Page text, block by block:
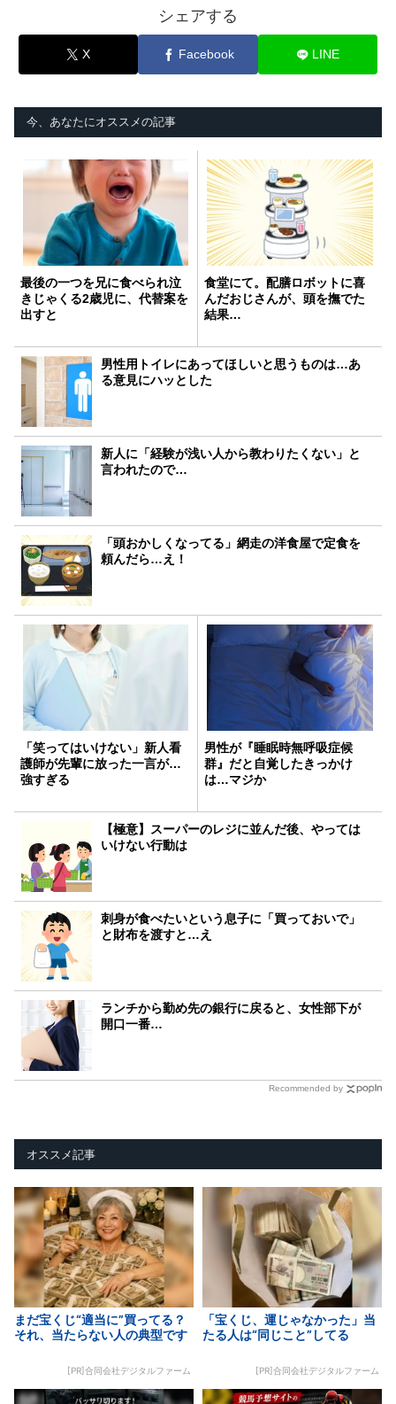
シェアする
X Facebook LINE
今、あなたにオススメの記事
最後の一つを兄に食べられ泣
きじゃくる2歳児に、代替案を
出すと
食堂にて。配膳ロボットに喜
んだおじさんが、頭を撫でた
結果…
男性用トイレにあってほしいと思うものは…あ
る意見にハッとした
新人に「経験が浅い人から教わりたくない」と
言われたので…
「頭おかしくなってる」網走の洋食屋で定食を
頼んだら…え！
「笑ってはいけない」新人看
護師が先輩に放った一言が…
強すぎる
男性が『睡眠時無呼吸症候
群』だと自覚したきっかけ
は…マジか
【極意】スーパーのレジに並んだ後、やっては
いけない行動は
刺身が食べたいという息子に「買っておいで」
と財布を渡すと…え
ランチから勤め先の銀行に戻ると、女性部下が
開口一番…
Recommended by
オススメ記事
まだ宝くじ“適当に”買ってる？
それ、当たらない人の典型です
[PR]合同会社デジタルファーム
「宝くじ、運じゃなかった」当
たる人は“同じこと”してる
[PR]合同会社デジタルファーム